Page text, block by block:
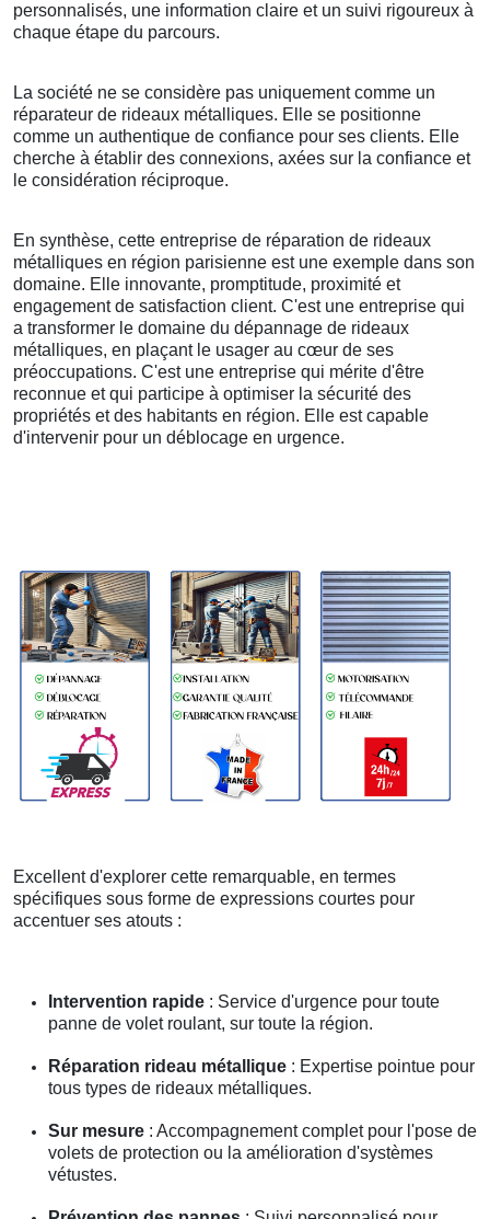
personnalisés, une information claire et un suivi rigoureux à
chaque étape du parcours.
La société ne se considère pas uniquement comme un
réparateur de rideaux métalliques. Elle se positionne
comme un authentique de confiance pour ses clients. Elle
cherche à établir des connexions, axées sur la confiance et
le considération réciproque.
En synthèse, cette entreprise de réparation de rideaux
métalliques en région parisienne est une exemple dans son
domaine. Elle innovante, promptitude, proximité et
engagement de satisfaction client. C'est une entreprise qui
a transformer le domaine du dépannage de rideaux
métalliques, en plaçant le usager au cœur de ses
préoccupations. C'est une entreprise qui mérite d'être
reconnue et qui participe à optimiser la sécurité des
propriétés et des habitants en région. Elle est capable
d'intervenir pour un déblocage en urgence.
Excellent d'explorer cette remarquable, en termes
spécifiques sous forme de expressions courtes pour
accentuer ses atouts :
Intervention rapide : Service d'urgence pour toute
panne de volet roulant, sur toute la région.
Réparation rideau métallique : Expertise pointue pour
tous types de rideaux métalliques.
Sur mesure : Accompagnement complet pour l'pose de
volets de protection ou la amélioration d'systèmes
vétustes.